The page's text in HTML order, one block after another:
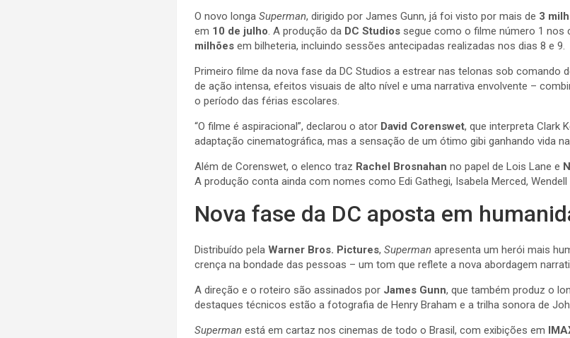
O novo longaSuperman, dirigido por James Gunn, já foi visto por mais de 3
em 10 de julho. A produção da DC Studios segue como o filme número 1 nos
milhões em bilheteria, incluindo sessões antecipadas realizadas nos dias 8 e 9.
Primeiro filme da nova fase da DC Studios a estrear nas telonas sob comando
de ação intensa, efeitos visuais de alto nível e uma narrativa envolvente –
o período das férias escolares.
“O filme é aspiracional”, declarou o ator David Corenswet, que interpreta Clark
adaptação cinematográfica, mas a sensação de um ótimo gibi ganhando vida na
Além de Corenswet, o elenco traz Rachel Brosnahan no papel de Lois Lane e
A produção conta ainda com nomes como Edi Gathegi, Isabela Merced, Wendell
Nova fase da DC aposta em
Distribuído pelaWarner Bros. Pictures,Superman apresenta um herói mais
crença na bondade das pessoas – um tom que reflete a nova abordagem
A direção e o roteiro são assinados por James Gunn, que também produz o
destaques técnicos estão a fotografia de Henry Braham e a trilha sonora de
Superman está em cartaz nos cinemas de todo o Brasil, com exibições em